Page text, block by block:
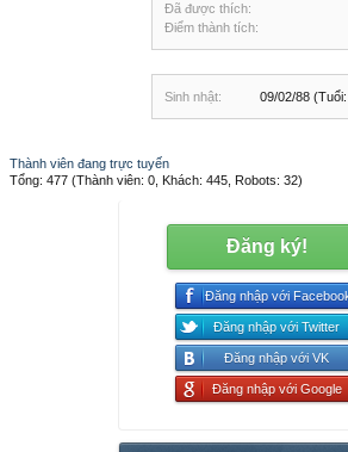
Đã được thích:
Điểm thành tích:
Sinh nhật: 09/02/88
Thành viên đang trực tuyến
Tổng: 477 (Thành viên: 0, Khách: 445, Robots: 32)
Đăng ký!
Đăng nhập với
Đăng nhập với Twitter
Đăng nhập với VK
Đăng nhập với Google